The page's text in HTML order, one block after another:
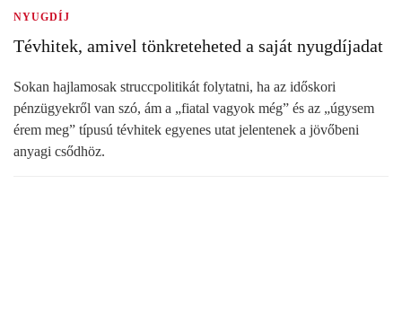
NYUGDÍJ
Tévhitek, amivel tönkreteheted a saját nyugdíjadat
Sokan hajlamosak struccpolitikát folytatni, ha az időskori
pénzügyekről van szó, ám a „fiatal vagyok még” és az „úgysem
érem meg” típusú tévhitek egyenes utat jelentenek a jövőbeni
anyagi csődhöz.